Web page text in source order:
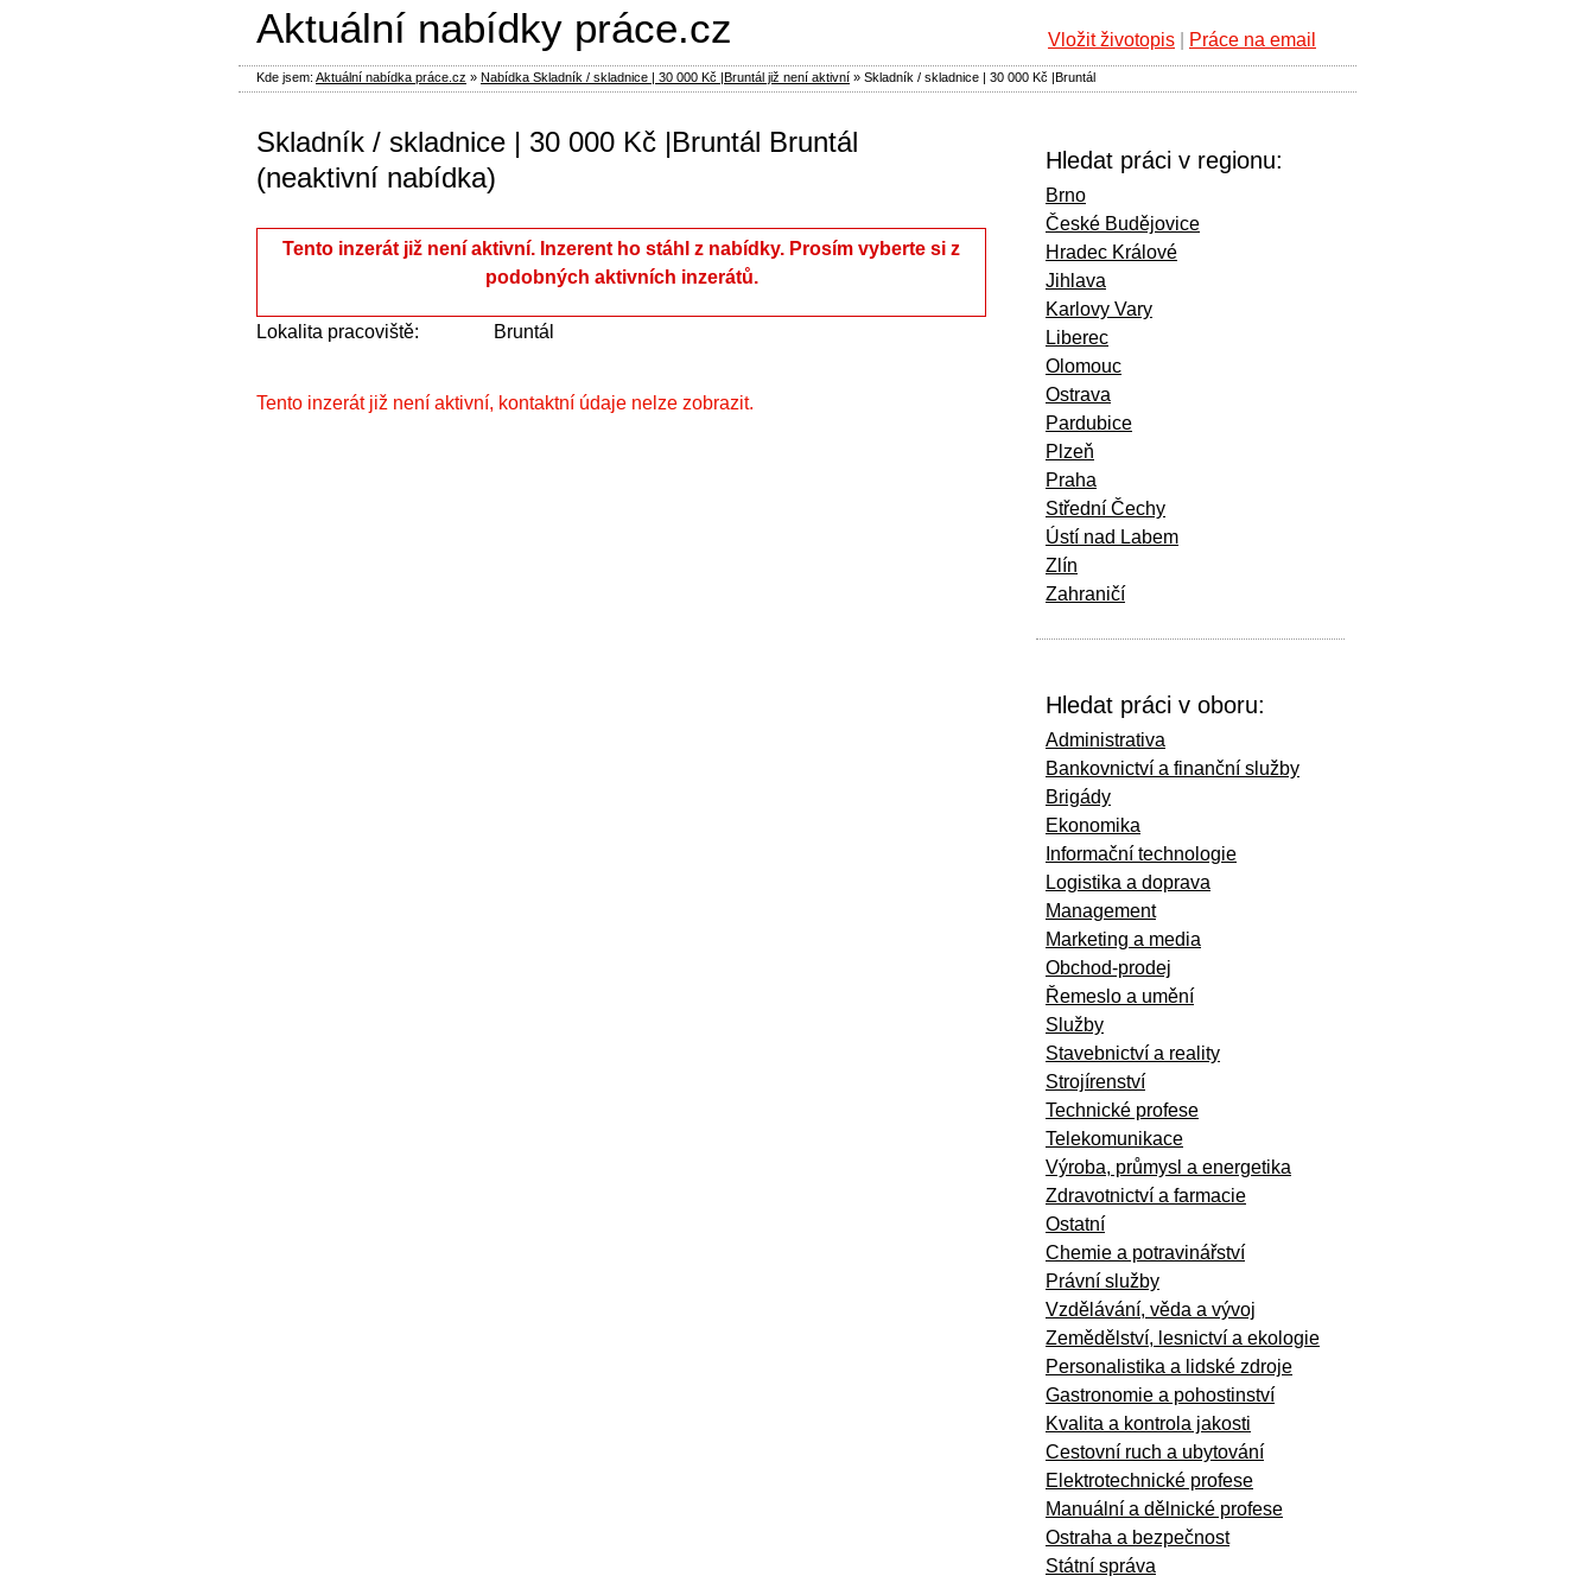
Skladník / skladnice | 30 000 Kč |Bruntál Bruntál
(neaktivní nabídka)
Tento inzerát již není aktivní. Inzerent ho stáhl z nabídky. Prosím vyberte si z
podobných aktivních inzerátů.
Lokalita pracoviště: Bruntál
Tento inzerát již není aktivní, kontaktní údaje nelze zobrazit.
Hledat práci v regionu:
Brno
České Budějovice
Hradec Králové
Jihlava
Karlovy Vary
Liberec
Olomouc
Ostrava
Pardubice
Plzeň
Praha
Střední Čechy
Ústí nad Labem
Zlín
Zahraničí
Hledat práci v oboru:
Administrativa
Bankovnictví a finanční služby
Brigády
Ekonomika
Informační technologie
Logistika a doprava
Management
Marketing a media
Obchod-prodej
Řemeslo a umění
Služby
Stavebnictví a reality
Strojírenství
Technické profese
Telekomunikace
Výroba, průmysl a energetika
Zdravotnictví a farmacie
Ostatní
Chemie a potravinářství
Právní služby
Vzdělávání, věda a vývoj
Zemědělství, lesnictví a ekologie
Personalistika a lidské zdroje
Gastronomie a pohostinství
Kvalita a kontrola jakosti
Cestovní ruch a ubytování
Elektrotechnické profese
Manuální a dělnické profese
Ostraha a bezpečnost
Státní správa
Aktuální nabídky práce.cz Vložit životopis Práce na email
Kde jsem: Aktuální nabídka práce.cz » Nabídka Skladník / skladnice | 30 000 Kč |Bruntál již není aktivní » Skladník / skladnice | 30 000 Kč |Bruntál